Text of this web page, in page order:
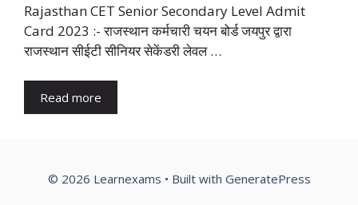
Rajasthan CET Senior Secondary Level Admit
Card 2023 :- राजस्थान कर्मचारी चयन बोर्ड जयपुर द्वारा
राजस्थान सीईटी सीनियर सेकेंडरी लेवल …
Read more
© 2026 Learnexams • Built with GeneratePress